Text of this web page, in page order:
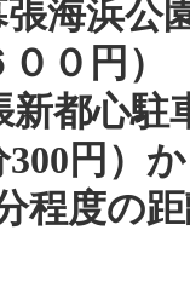
海浜公
０円）
都心駐
円）
程度の